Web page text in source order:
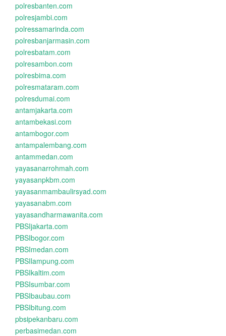
polresbanten.com
polresjambi.com
polressamarinda.com
polresbanjarmasin.com
polresbatam.com
polresambon.com
polresbima.com
polresmataram.com
polresdumai.com
antamjakarta.com
antambekasi.com
antambogor.com
antampalembang.com
antammedan.com
yayasanarrohmah.com
yayasanpkbm.com
yayasanmambaulirsyad.com
yayasanabm.com
yayasandharmawanita.com
PBSIjakarta.com
PBSIbogor.com
PBSImedan.com
PBSIlampung.com
PBSIkaltim.com
PBSIsumbar.com
PBSIbaubau.com
PBSIbitung.com
pbsipekanbaru.com
perbasimedan.com